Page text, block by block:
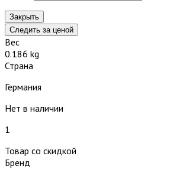
Закрыть
Следить за ценой
Вес
0.186 kg
Страна
Германия
Нет в наличии
1
Товар со скидкой
Бренд